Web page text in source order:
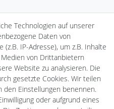
Technologien auf unserer
Daten von
IP-Adresse), um z.B. Inhalte
von Drittanbietern
Website zu analysieren. Die
gesetzte Cookies. Wir teilen
Einstellungen benennen.
oder aufgrund eines